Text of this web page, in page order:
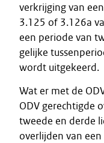
verkrijging van
3.125 of 3.126a
een periode van
gelijke
wordt uitgekeerd.
Wat er met de
ODV gerechtigde
tweede en derde
overlijden van